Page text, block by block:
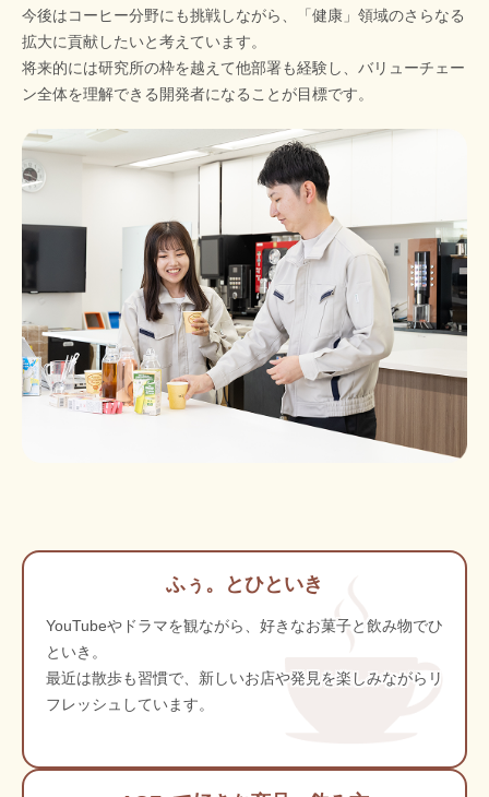
今後はコーヒー分野にも挑戦しながら、「健康」領域のさらなる
拡大に貢献したいと考えています。
将来的には研究所の枠を越えて他部署も経験し、バリューチェー
ン全体を理解できる開発者になることが目標です。
ふぅ。とひといき
YouTubeやドラマを観ながら、好きなお菓子と飲み物でひ
といき。
最近は散歩も習慣で、新しいお店や発見を楽しみながらリ
フレッシュしています。